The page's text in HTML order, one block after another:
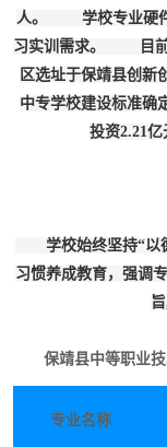
人。 学校专业硬件
习实训需求。 目前
区选址于保靖县创新
中专学校建设标准确
投资2.21亿
学校始终坚持“以德
习惯养成教育，强调
保靖县中等职业
专业名称